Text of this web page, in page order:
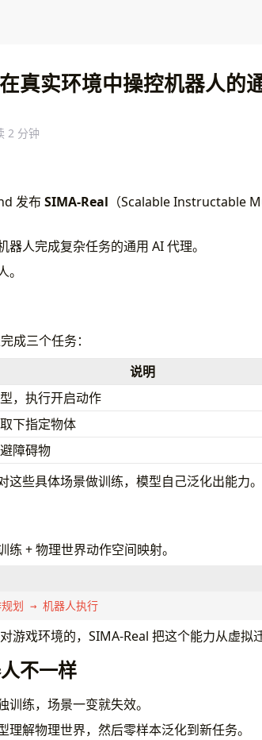
真实环境中操控机器人的
2 分钟
发布 SIMA-Real （Scalable Instructable
人完成复杂任务的通用 AI 代理。
成三个任务：
说明
，执行开启动作
下指定物体
障碍物
些具体场景做训练，模型自己泛化出能力。
+ 物理世界动作空间映射。
划 → 机器人执行
游戏环境的，SIMA-Real 把这个能力从虚拟
不一样
练，场景一变就失效。
解物理世界，然后零样本泛化到新任务。